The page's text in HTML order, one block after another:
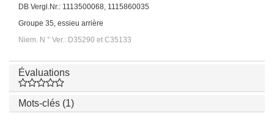
DB Vergl.Nr.: 1113500068, 1115860035
Groupe 35, essieu arrière
Niem. N ° Ver.: D35290 et C35133
Évaluations
Mots-clés (1)